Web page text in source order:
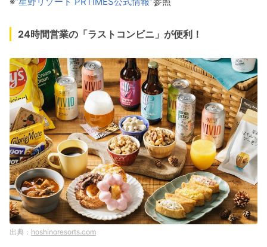
24時間営業の「ラストコンビニ」が便利！
hoshinoresorts.com